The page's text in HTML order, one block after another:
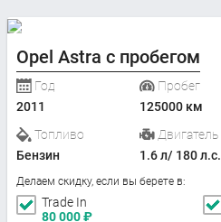
Opel Astra с пробегом
Год
2011
Пробег
125000 км
Топливо
Бензин
Двигатель
1.6 л/ 180 л.с.
Делаем скидку, если вы берете в:
Trade In
80 000₽